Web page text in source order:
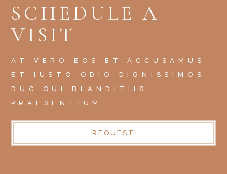
SCHEDULE A
VISIT
AT VERO EOS ET ACCUSAMUS
ET IUSTO ODIO DIGNISSIMOS
DUC QUI BLANDITIIS
PRAESENTIUM
REQUEST